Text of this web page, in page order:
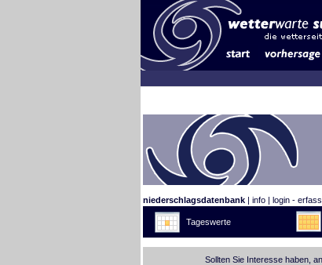
niederschlagsdatenbank| info| login -
Tageswerte
Sollten Sie Interesse haben,